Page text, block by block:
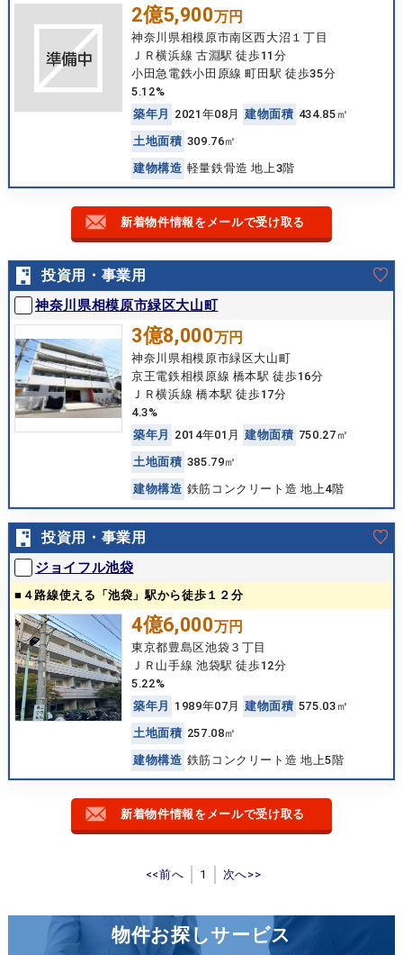
2億5,900万円
神奈川県相模原市南区西大沼１丁目
ＪＲ横浜線 古淵駅 徒歩11分
小田急電鉄小田原線 町田駅 徒歩35分
5.12%
築年月 2021年08月 建物面積 434.85㎡
土地面積 309.76㎡
建物構造 軽量鉄骨造 地上3階
新着物件情報をメールで受け取る
投資用・事業用
神奈川県相模原市緑区大山町
3億8,000万円
神奈川県相模原市緑区大山町
京王電鉄相模原線 橋本駅 徒歩16分
ＪＲ横浜線 橋本駅 徒歩17分
4.3%
築年月 2014年01月 建物面積 750.27㎡
土地面積 385.79㎡
建物構造 鉄筋コンクリート造 地上4階
投資用・事業用
ジョイフル池袋
■４路線使える「池袋」駅から徒歩１２分
4億6,000万円
東京都豊島区池袋３丁目
ＪＲ山手線 池袋駅 徒歩12分
5.22%
築年月 1989年07月 建物面積 575.03㎡
土地面積 257.08㎡
建物構造 鉄筋コンクリート造 地上5階
新着物件情報をメールで受け取る
<<前へ 1 次へ>>
物件お探しサービス